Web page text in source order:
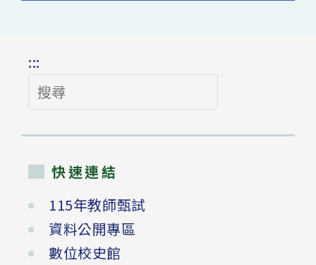
:::
搜
尋
快速連結
115年教師甄試
資料公開專區
數位校史館